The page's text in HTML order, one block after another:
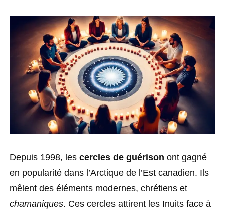
Depuis 1998, les cercles de guérison ont gagné
en popularité dans l’Arctique de l’Est canadien. Ils
mêlent des éléments modernes, chrétiens et
chamaniques. Ces cercles attirent les Inuits face à